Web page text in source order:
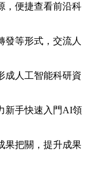
，便捷查看前沿科
發等形式，交流人
成人工智能科研資
新手快速入門AI領
果把關，提升成果